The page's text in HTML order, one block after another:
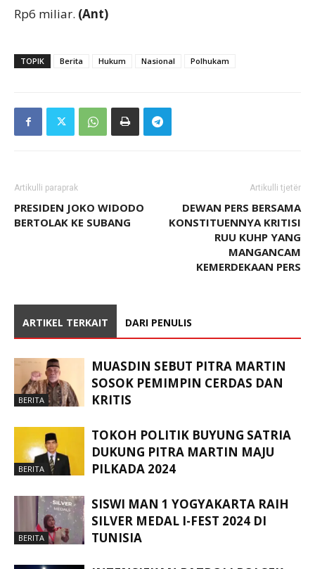
Rp6 miliar. (Ant)
TOPIK Berita Hukum Nasional Polhukam
Artikulli paraprak
PRESIDEN JOKO WIDODO
BERTOLAK KE SUBANG
Artikulli tjetër
DEWAN PERS BERSAMA
KONSTITUENNYA KRITISI
RUU KUHP YANG
MANGANCAM
KEMERDEKAAN PERS
ARTIKEL TERKAIT DARI PENULIS
BERITA
MUASDIN SEBUT PITRA MARTIN
SOSOK PEMIMPIN CERDAS DAN
KRITIS
BERITA
TOKOH POLITIK BUYUNG SATRIA
DUKUNG PITRA MARTIN MAJU
PILKADA 2024
BERITA
SISWI MAN 1 YOGYAKARTA RAIH
SILVER MEDAL I-FEST 2024 DI
TUNISIA